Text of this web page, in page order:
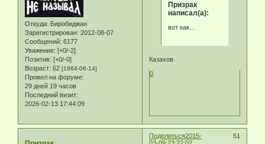
Откуда: Биробиджан
Зарегистрирован: 2012-08-07
Сообщений: 6177
Уважение: [+0/-2]
Позитив: [+0/-0]
Возраст: 62 [1964-06-14]
Провел на форуме:
29 дней 19 часов
Последний визит:
2026-02-13 17:44:09
Призрак
написал(а):
вот как...
Казахов
0
Поделиться 51
2015-